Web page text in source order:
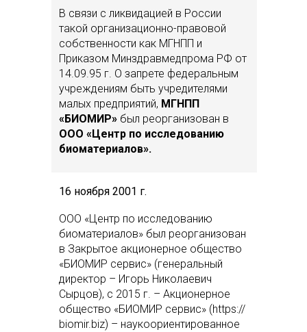
В связи с ликвидацией в России
такой организационно-правовой
собственности как МГНПП и
Приказом Минздравмедпрома РФ от
14.09.95 г. О запрете федеральным
учреждениям быть учредителями
малых предприятий, МГНПП
«БИОМИР» был реорганизован в
ООО «Центр по исследованию
биоматериалов».
16 ноября 2001 г.
ООО «Центр по исследованию
биоматериалов» был реорганизован
в Закрытое акционерное общество
«БИОМИР сервис» (генеральный
директор – Игорь Николаевич
Сырцов), с 2015 г. – Акционерное
общество «БИОМИР сервис» (https://
biomir.biz) – наукоориентированное